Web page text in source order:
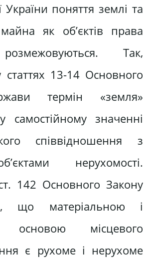
України поняття землі та
як об’єктів права
Так,
13-14 Основного
термін «земля»
самостійному значенні
співвідношення з
нерухомості.
142 Основного Закону
що матеріальною і
основою місцевого
є рухоме і нерухоме